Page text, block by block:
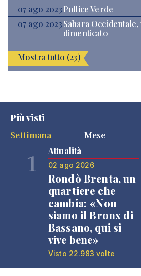
07 ago 2023Pollice Verde
07 ago 2023Sahara
dimenticato
Mostra tutto (23)
Più visti
Settimana
Mese
1 Attualità
02 ago 2026
Rondò Brenta, un
quartiere che
cambia: «Non
siamo il Bronx di
Bassano, qui si
vive bene»
Visto 22.983 volte